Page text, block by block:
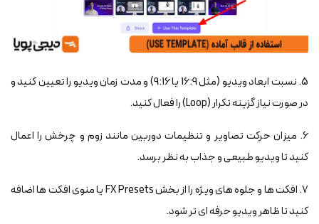
5. نسبت ابعاد ویدیو (مثل 16:9 یا 9:16) و مدت زمان ویدیو را تعیین کنید و
در صورت نیاز گزینه تکرار (Loop) را فعال کنید.
6. میزان حرکت تصاویر و تنظیمات دوربین مانند زوم و چرخش را اعمال
کنید تا ویدیو طبیعی و جذاب به نظر برسد.
7. افکت ها و جلوه های ویژه را از بخش FX Presets یا منوی افکت ها اضافه
کنید تا ظاهر ویدیو حرفه ای تر شود.